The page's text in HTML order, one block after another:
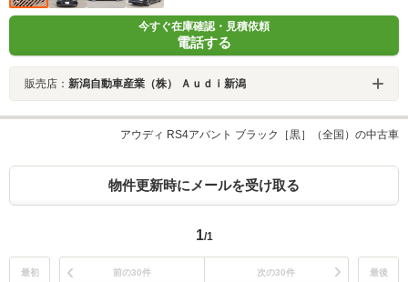
今すぐ在庫確認・見積依頼
電話する
販売店： 新潟自動車産業（株） Ａｕｄｉ新潟
アウディ RS4アバント ブラック［黒］（全国）の中古車
物件更新時にメールを受け取る
1/1
最初 前の30件 次の30件 最後